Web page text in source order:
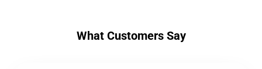
What Customers Say